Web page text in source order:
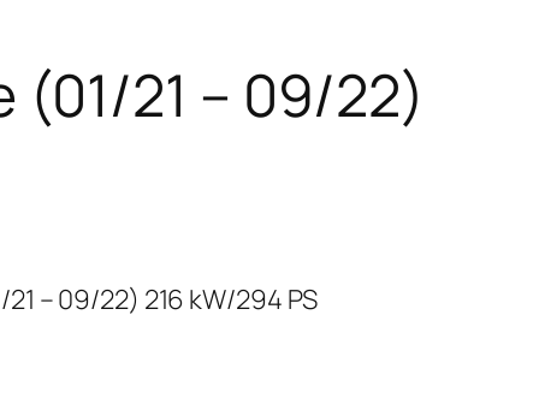
(01/21 – 09/22)
– 09/22) 216 kW/294 PS